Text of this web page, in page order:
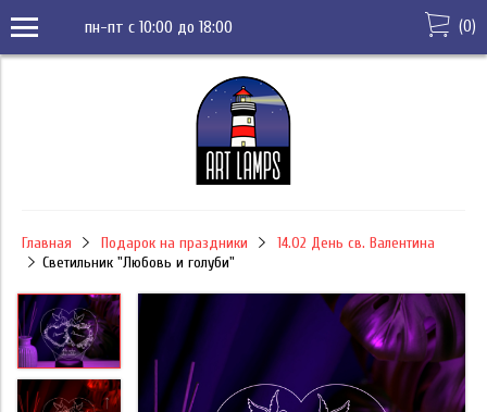
пн-пт с 10:00 до 18:00 (0)
Главная Подарок на праздники
14.02 День св. Валентина
Светильник "Любовь и голуби"